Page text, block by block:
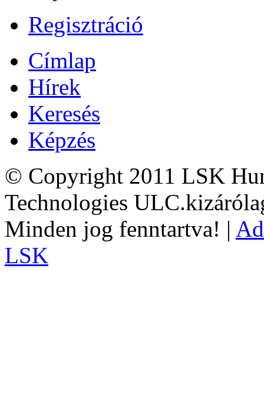
Regisztráció
Címlap
Hírek
Keresés
Képzés
© Copyright 2011 LSK
Technologies
Minden jog fenntartva! |
LSK